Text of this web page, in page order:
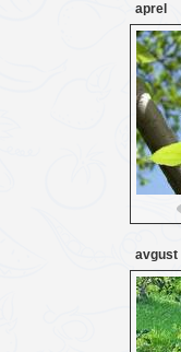
aprel
avgust